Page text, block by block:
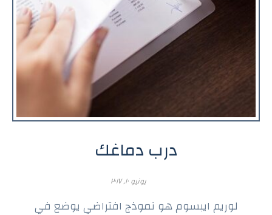
درب دماغك
يونيو ١٠, ٢٠١٧
لوريم ايبسوم هو نموذج افتراضي يوضع في